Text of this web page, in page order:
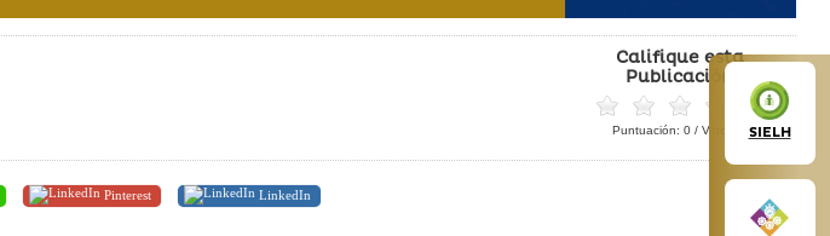
SIELH
Califique esta
Publicación
Puntuación: 0/ Votos:
Pinterest LinkedIn